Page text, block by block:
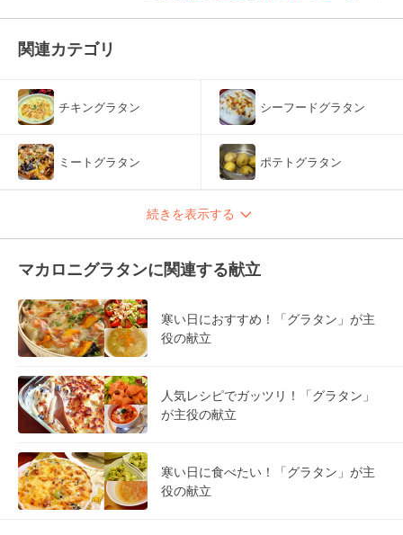
関連カテゴリ
チキングラタン シーフードグラタン
ミートグラタン ポテトグラタン
続きを表示する
マカロニグラタンに関連する献立
寒い日におすすめ！「グラタン」が主
役の献立
人気レシピでガッツリ！「グラタン」
が主役の献立
寒い日に食べたい！「グラタン」が主
役の献立